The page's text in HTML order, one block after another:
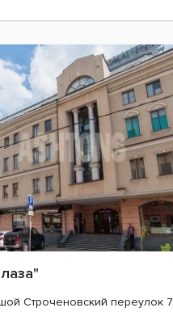
Строченовский переулок 7